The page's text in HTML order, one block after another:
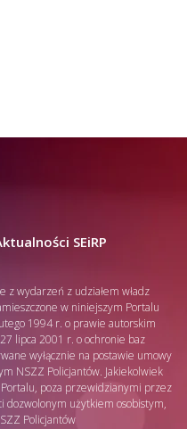
SEiRP
z wydarzeń z udziałem władz
w niniejszym Portalu
1994 r. o prawie autorskim
lipca 2001 r. o ochronie baz
wyłącznie na postawie umowy
NSZZ Policjantów. Jakiekolwiek
poza przewidzianymi przez
dozwolonym użytkiem osobistym,
Policjantów